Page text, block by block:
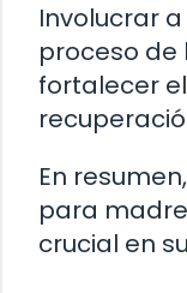
Involucrar
proceso de
fortalecer
En
para
crucial en